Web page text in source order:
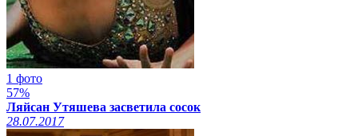
1 фото
57%
Ляйсан Утяшева засветила сосок
28.07.2017